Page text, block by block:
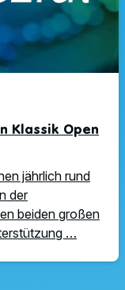
Klassik Open
jährlich rund
der
beiden großen
…